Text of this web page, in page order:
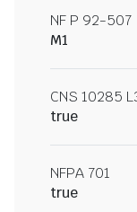
NF P 92-507
M1
CNS 10285
true
NFPA 701
true